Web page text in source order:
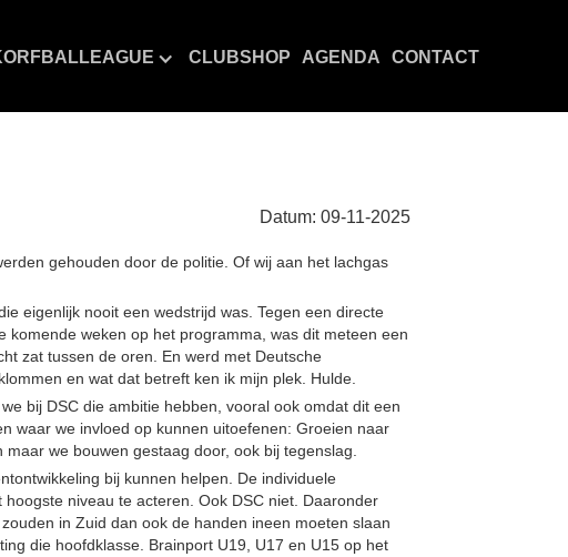
CLUBSHOP AGENDA CONTACT
Datum: 09-11-2025
gehouden door de politie. Of wij aan het lachgas
eigenlijk nooit een wedstrijd was. Tegen een directe
weken op het programma, was dit meteen een
zat tussen de oren. En werd met Deutsche
en wat dat betreft ken ik mijn plek. Hulde.
bij DSC die ambitie hebben, vooral ook omdat dit een
waar we invloed op kunnen uitoefenen: Groeien naar
we bouwen gestaag door, ook bij tegenslag.
bij kunnen helpen. De individuele
niveau te acteren. Ook DSC niet. Daaronder
in Zuid dan ook de handen ineen moeten slaan
die hoofdklasse. Brainport U19, U17 en U15 op het